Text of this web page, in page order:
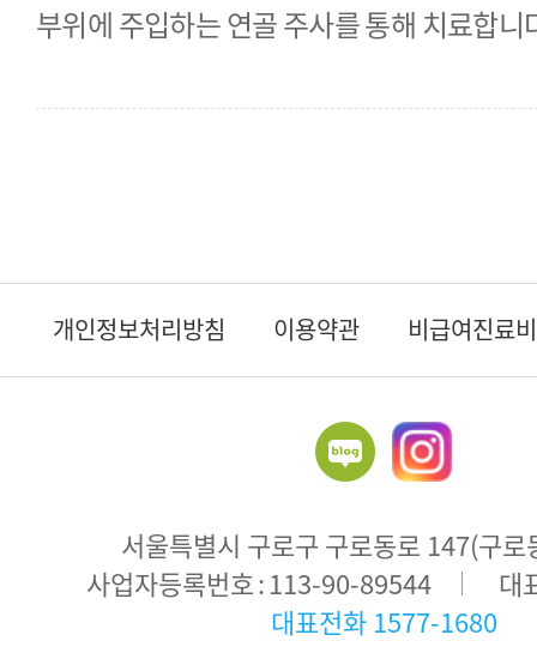
부위에 주입하는 연골 주사를 통해 치료합니
개인정보처리방침 이용약관 비급여진료
주
서울특별시 구로구 구로동로 147(구
사업자등록번호 113-90-89544
대
대표전화 1577-1680